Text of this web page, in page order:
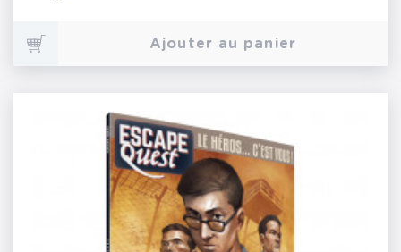
Ajouter au panier